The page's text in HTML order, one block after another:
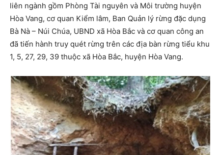
liên ngành gồm Phòng Tài nguyên và Môi trường huyện
Hòa Vang, cơ quan Kiểm lâm, Ban Quản lý rừng đặc dụng
Bà Nà – Núi Chúa, UBND xã Hòa Bắc và cơ quan công an
đã tiến hành truy quét rừng trên các địa bàn rừng tiểu khu
1, 5, 27, 29, 39 thuộc xã Hòa Bắc, huyện Hòa Vang.